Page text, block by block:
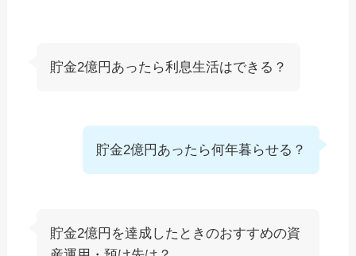
貯金2億円あったら利息生活はできる？
貯金2億円あったら何年暮らせる？
貯金2億円を達成したときのおすすめの資